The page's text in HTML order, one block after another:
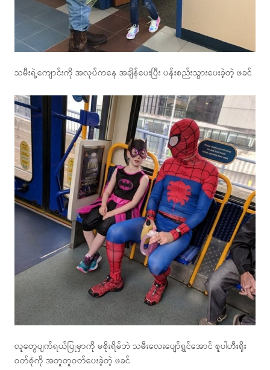
သမီးရဲ့ကျောင်းကို အလုပ်ကနေ အချိန်ပေးပြီး ပန်းစည်းသွားပေးခဲ့တဲ့ ဖခင်
လူတွေပျက်ရယ်ပြုမှာကို မစိုးရိမ်ဘဲ သမီးလေးပျော်ရွှင်အောင် စူပါဟီးရိုး
ဝတ်စုံကို အတူတူဝတ်ပေးခဲ့တဲ့ ဖခင်